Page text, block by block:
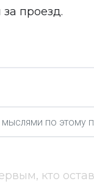
за проезд.
кто